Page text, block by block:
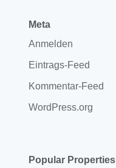
Meta
Anmelden
Eintrags-Feed
Kommentar-Feed
WordPress.org
Popular Properties